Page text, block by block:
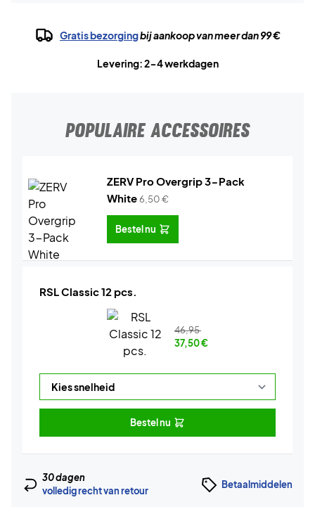
Gratis bezorgingbij aankoop van meer dan 99 €
Levering: 2-4 werkdagen
POPULAIRE ACCESSOIRES
ZERV Pro Overgrip 3-Pack
White6,50€
Bestel nu
RSL Classic 12 pcs.
46,95
37,50€
Bestel nu
30 dagen
volledig recht van retour
Betaalmiddelen